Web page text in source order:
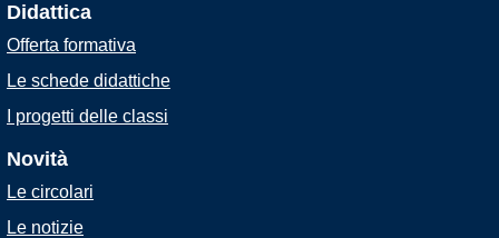
Didattica
Offerta formativa
Le schede didattiche
I progetti delle classi
Novità
Le circolari
Le notizie